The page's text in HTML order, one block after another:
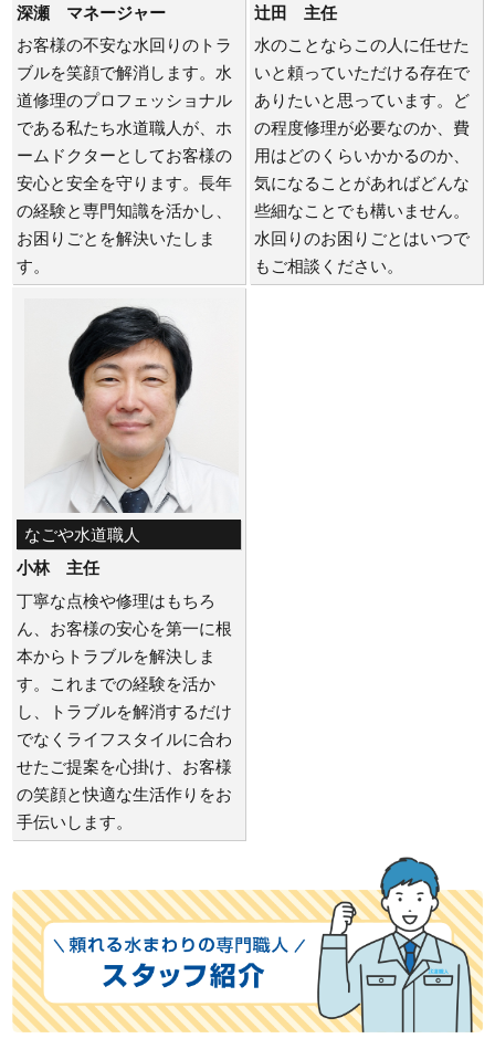
深瀬 マネージャー
お客様の不安な水回りのトラ
ブルを笑顔で解消します。水
道修理のプロフェッショナル
である私たち水道職人が、ホ
ームドクターとしてお客様の
安心と安全を守ります。長年
の経験と専門知識を活かし、
お困りごとを解決いたしま
す。
辻田 主任
水のことならこの人に任せた
いと頼っていただける存在で
ありたいと思っています。ど
の程度修理が必要なのか、費
用はどのくらいかかるのか、
気になることがあればどんな
些細なことでも構いません。
水回りのお困りごとはいつで
もご相談ください。
なごや水道職人
小林 主任
丁寧な点検や修理はもちろ
ん、お客様の安心を第一に根
本からトラブルを解決しま
す。これまでの経験を活か
し、トラブルを解消するだけ
でなくライフスタイルに合わ
せたご提案を心掛け、お客様
の笑顔と快適な生活作りをお
手伝いします。